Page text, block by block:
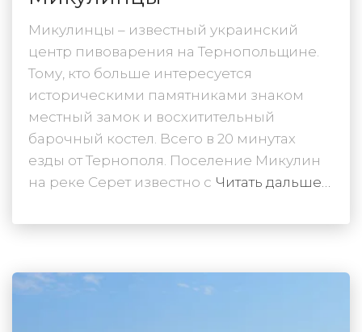
Микулинцы – известный украинский
центр пивоварения на Тернопольщине.
Тому, кто больше интересуется
историческими памятниками знаком
местный замок и восхитительный
барочный костел. Всего в 20 минутах
езды от Тернополя. Поселение Микулин
на реке Серет известно с Читать дальше…